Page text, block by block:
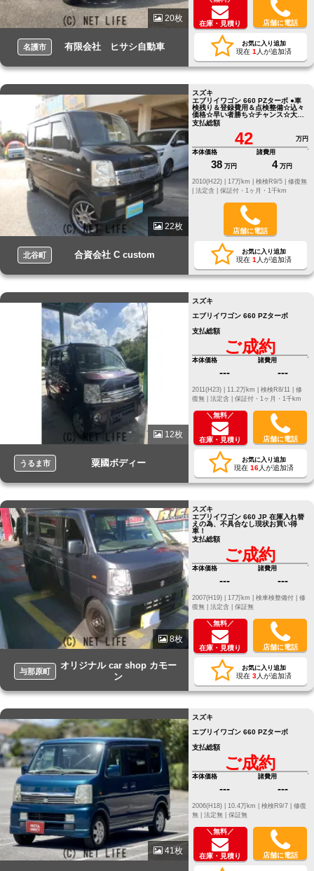
20枚
名護市 有限会社 ヒサシ自動車
在庫・見積り 店舗に電話
お気に入り追加
現在 1 人が追加済
22枚
北谷町 合資会社 C custom
スズキ
エブリイワゴン 660 PZターボ ●車
検残り＆登録費用＆点検整備☆込々
価格☆早い者勝ち☆チャンス☆大チ
ャンス☆
支払総額
42
万円
本体価格
38 万円
諸費用
4 万円
修復無
法定含 | 保証付・1ヶ月・1千km
店舗に電話
お気に入り追加
現在 1 人が追加済
12枚
うるま市 粟國ボディー
スズキ
エブリイワゴン 660 PZターボ
支払総額
ご成約
本体価格
---
諸費用
---
修
復無 | 法定含 | 保証付・1ヶ月・1千km
＼無料／
在庫・見積り 店舗に電話
お気に入り追加
現在 16人が追加済
8枚
与那原町
オリジナル car shop カモー
ン
スズキ
エブリイワゴン 660 JP 在庫入れ替
えの為、不具合なし現状お買い得
車！
支払総額
ご成約
本体価格
---
諸費用
---
修
復無 | 法定含 | 保証無
＼無料／
在庫・見積り 店舗に電話
お気に入り追加
現在 3人が追加済
41枚
スズキ
エブリイワゴン 660 PZターボ
支払総額
ご成約
本体価格
---
諸費用
---
修復
無 | 法定無 | 保証無
＼無料／
在庫・見積り 店舗に電話